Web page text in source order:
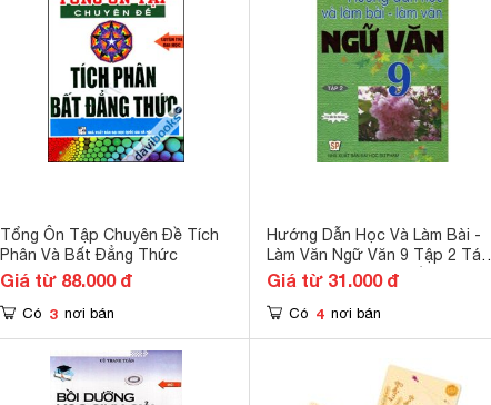
Tổng Ôn Tập Chuyên Đề Tích
Phân Và Bất Đẳng Thức
Giá từ 88.000 đ
Có 3 nơi bán
Hướng Dẫn Học Và Làm Bài -
Làm Văn Ngữ Văn 9 Tập 2 Tác
giả Hoàng Thị Thu Hiền, Lê
Tâm
Giá từ 31.000 đ
Có 4 nơi bán